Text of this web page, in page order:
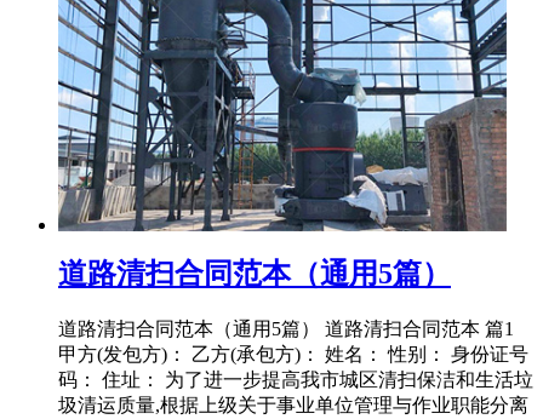
道路清扫合同范本（通用5篇）
道路清扫合同范本（通用5篇） 道路清扫合同范本 篇1
甲方(发包方)： 乙方(承包方)： 姓名： 性别： 身份证号
码： 住址： 为了进一步提高我市城区清扫保洁和生活垃
圾清运质量,根据上级关于事业单位管理与作业职能分离